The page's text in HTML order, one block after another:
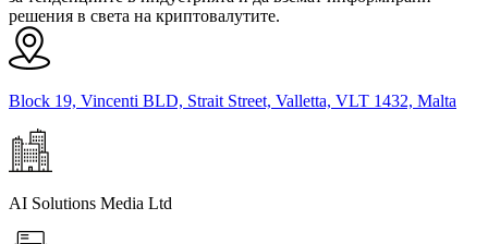
решения в света на криптовалутите.
Block 19, Vincenti BLD, Strait Street, Valletta, VLT 1432, Malta
AI Solutions Media Ltd